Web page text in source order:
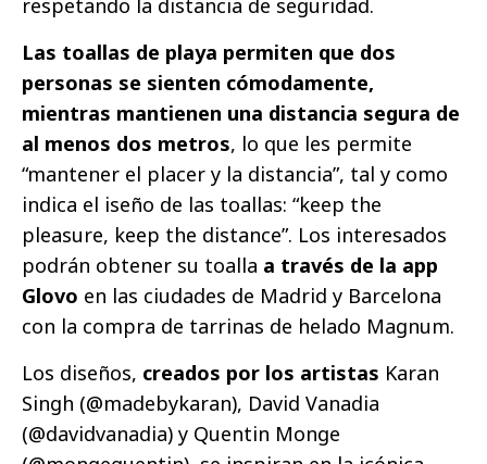
respetando la distancia de seguridad.
Las toallas de playa permiten que dos
personas se sienten cómodamente,
mientras mantienen una distancia segura de
al menos dos metros, lo que les permite
“mantener el placer y la distancia”, tal y como
indica el iseño de las toallas: “keep the
pleasure, keep the distance”. Los interesados
podrán obtener su toalla a través de la app
Glovo en las ciudades de Madrid y Barcelona
con la compra de tarrinas de helado Magnum.
Los diseños, creados por los artistas Karan
Singh (@madebykaran), David Vanadia
(@davidvanadia) y Quentin Monge